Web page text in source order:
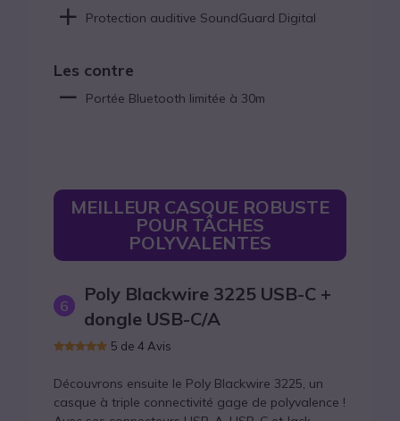
Protection auditive SoundGuard Digital
Les contre
Portée Bluetooth limitée à 30m
MEILLEUR CASQUE ROBUSTE
POUR TÂCHES
POLYVALENTES
6
Poly Blackwire 3225 USB-C +
dongle USB-C/A
5 de 4 Avis
Découvrons ensuite le Poly Blackwire 3225, un
casque à triple connectivité gage de polyvalence !